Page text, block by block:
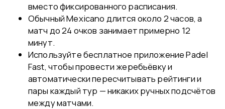
вместо фиксированного расписания.
Обычный Mexicano длится около 2 часов, а
матч до 24 очков занимает примерно 12
минут.
Используйте бесплатное приложение Padel
Fast, чтобы провести жеребьёвку и
автоматически пересчитывать рейтинги и
пары каждый тур — никаких ручных подсчётов
между матчами.